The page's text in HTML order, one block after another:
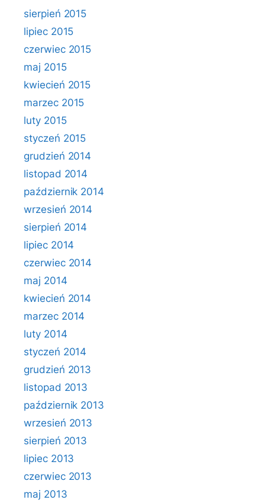
sierpień 2015
lipiec 2015
czerwiec 2015
maj 2015
kwiecień 2015
marzec 2015
luty 2015
styczeń 2015
grudzień 2014
listopad 2014
październik 2014
wrzesień 2014
sierpień 2014
lipiec 2014
czerwiec 2014
maj 2014
kwiecień 2014
marzec 2014
luty 2014
styczeń 2014
grudzień 2013
listopad 2013
październik 2013
wrzesień 2013
sierpień 2013
lipiec 2013
czerwiec 2013
maj 2013